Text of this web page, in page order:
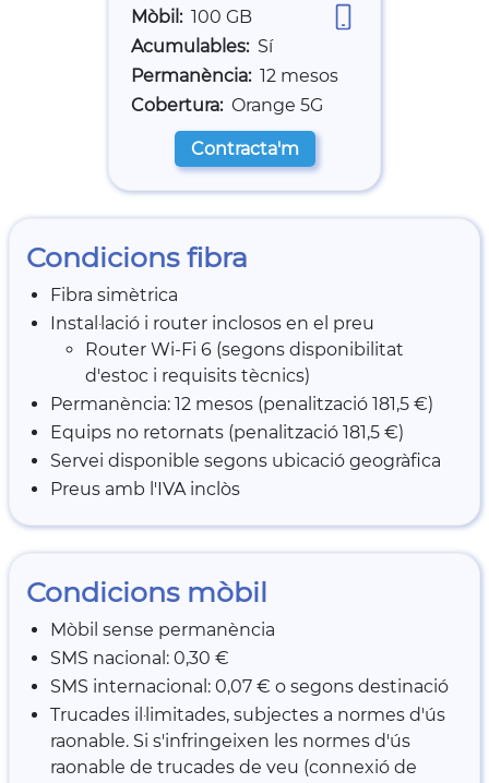
Mòbil
100 GB
Acumulables
Sí
Permanència 12 mesos
Cobertura Orange 5G
Contracta'm
Condicions fibra
Fibra simètrica
Instal·lació i router inclosos en el preu
Router Wi-Fi 6 (segons disponibilitat
d'estoc i requisits tècnics)
Permanència: 12 mesos (penalització 181,5 €)
Equips no retornats (penalització 181,5 €)
Servei disponible segons ubicació geogràfica
Preus amb l'IVA inclòs
Condicions mòbil
Mòbil sense permanència
SMS nacional: 0,30 €
SMS internacional: 0,07 € o segons destinació
Trucades il·limitades, subjectes a normes d'ús
raonable. Si s'infringeixen les normes d'ús
raonable de trucades de veu (connexió de